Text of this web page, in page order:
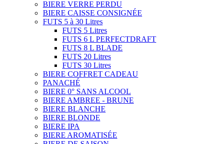
BIERE VERRE PERDU
BIERE CAISSE CONSIGNÉE
FUTS 5 à 30 Litres
FUTS 5 Litres
FUTS 6 L PERFECTDRAFT
FUTS 8 L BLADE
FUTS 20 Litres
FUTS 30 Litres
BIERE COFFRET CADEAU
PANACHÉ
BIERE 0° SANS ALCOOL
BIERE AMBREE - BRUNE
BIERE BLANCHE
BIERE BLONDE
BIERE IPA
BIERE AROMATISÉE